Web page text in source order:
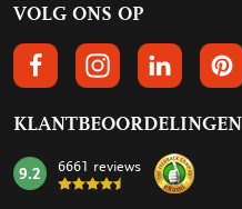
VOLG ONS OP
VOLGS ONS OP
VOLG ONS OP
VOLG
KLANTBEOORDELINGEN
mark:
9.2 6661 reviews